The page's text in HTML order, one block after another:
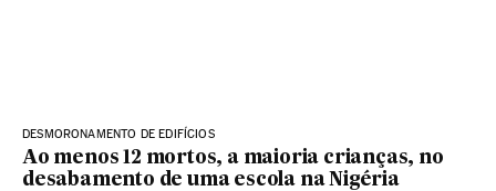
DESMORONAMENTO DE EDIFÍCIOS
Ao menos 12 mortos, a maioria crianças, no
desabamento de uma escola na Nigéria